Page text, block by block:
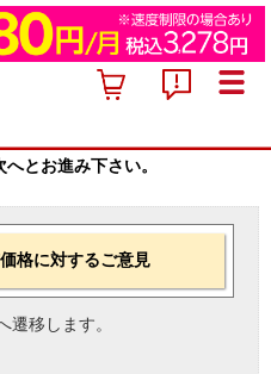
とお進み下さい。
格に対するご意見
遷移します。